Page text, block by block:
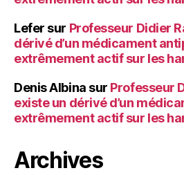
Lefer sur Professeur Didier
dérivé d’un médicament
extrêmement actif sur les
Denis Albina sur Professeur
existe un dérivé d’un
extrêmement actif sur les
Archives